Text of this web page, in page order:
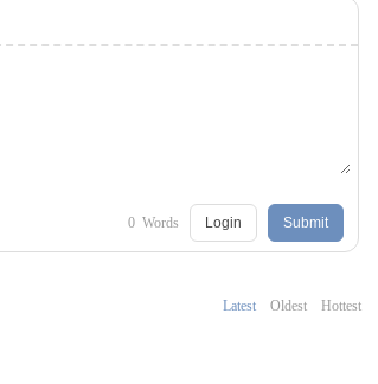
0 Words Login Submit
Latest Oldest Hottest